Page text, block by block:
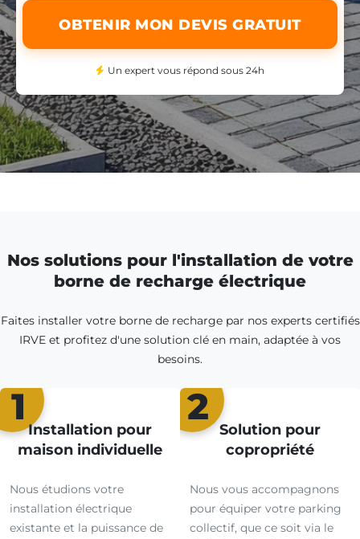
OBTENIR MON DEVIS GRATUIT
Un expert vous répond sous 24h
Nos solutions pour l'installation de votre
borne de recharge électrique
Faites installer votre borne de recharge par nos experts certifiés
IRVE et profitez d'une solution clé en main, adaptée à vos
besoins.
1
Installation pour
maison individuelle
Nous étudions votre
installation électrique
existante et la puissance de
2
Solution pour
copropriété
Nous vous accompagnons
pour équiper votre parking
collectif, que ce soit via le